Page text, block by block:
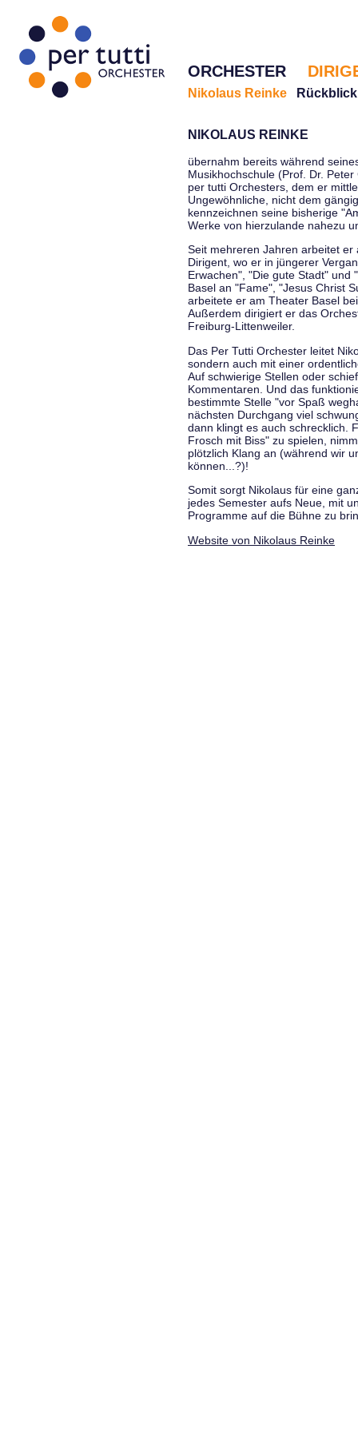
ORCHESTER
Nikolaus Reinke Rückblick
NIKOLAUS REINKE
übernahm bereits während
Musikhochschule (Prof. Dr.
per tutti Orchesters, dem er
Ungewöhnliche, nicht dem
kennzeichnen seine bisherige
Werke von hierzulande nahezu
Seit mehreren Jahren arbeitet
Dirigent, wo er in jüngerer
Erwachen", "Die gute Stadt" und
Basel an "Fame", "Jesus Christ
arbeitete er am Theater Basel
Außerdem dirigiert er das
Freiburg-Littenweiler.
Das Per Tutti Orchester leitet
sondern auch mit einer
Auf schwierige Stellen oder
Kommentaren. Und das
bestimmte Stelle "vor Spaß
nächsten Durchgang viel
dann klingt es auch schrecklich.
Frosch mit Biss" zu spielen,
plötzlich Klang an (während wir
können...?)!
Somit sorgt Nikolaus für eine
jedes Semester aufs Neue, mit
Programme auf die Bühne zu
Website von Nikolaus Reinke